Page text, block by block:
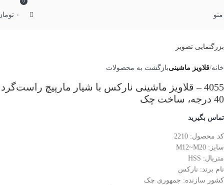
منو
0
۰
بزرگنمایی تصویر
خانه قلاویز ماشینیبازگشت به محصولات
4055 – قلاویز ماشینی نارکس با شیار مارپیچ راست‌گرد
40 درجه، ساخت چک
تماس بگیرید
کد محصول: 2210
سایز: M12~M20
متریال: HSS
نام برند: نارکس
کشور سازنده: جمهوری چک